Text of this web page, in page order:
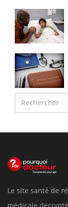
Le site santé de